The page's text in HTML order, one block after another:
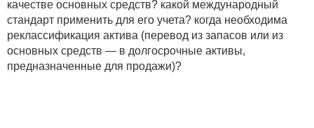
качестве основных средств? какой международный
стандарт применить для его учета? когда необходима
реклассификация актива (перевод из запасов или из
основных средств — в долгосрочные активы,
предназначенные для продажи)?